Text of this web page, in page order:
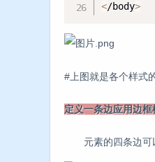
</body>
#上图就是各个样式
定义一条边应用边
元素的四条边可以